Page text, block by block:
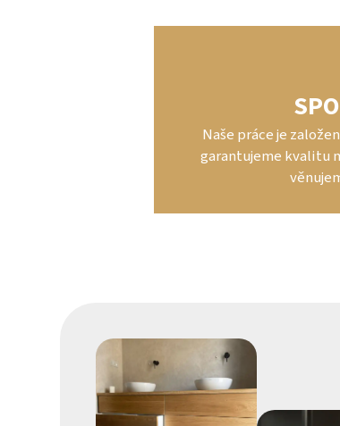
Naše práce je
garantujeme kvalitu